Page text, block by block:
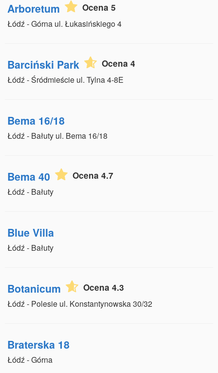
Arboretum Ocena 5
Łódź - Górna ul. Łukasińskiego 4
Barciński Park Ocena 4
Łódź - Śródmieście ul. Tylna 4-8E
Bema 16/18
Łódź - Bałuty ul. Bema 16/18
Bema 40 Ocena 4.7
Łódź - Bałuty
Blue Villa
Łódź - Bałuty
Botanicum Ocena 4.3
Łódź - Polesie ul. Konstantynowska 30/32
Braterska 18
Łódź - Górna